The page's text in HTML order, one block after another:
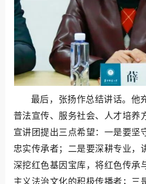
最后，张扬作总结讲话。他
普法宣传、服务社会、人才培养
宣讲团提出三点希望：一是要坚
忠实传承者；二是要深耕专业，
深挖红色基因宝库，将红色传承
主义法治文化的积极传播者；三